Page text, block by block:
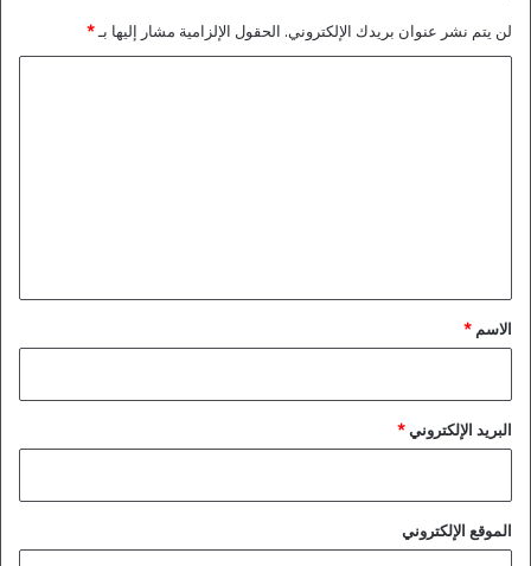
لن يتم نشر عنوان بريدك الإلكتروني. الحقول الإلزامية مشار إليها بـ*
*
الاسم *
البريد الإلكتروني*
الموقع الإلكتروني